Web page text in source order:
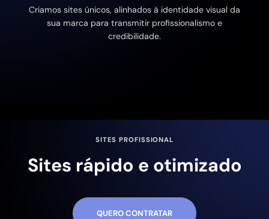
Criamos sites únicos, alinhados à identidade visual da
sua marca para transmitir profissionalismo e
credibilidade.
SITES PROFISSIONAL
Sites rápido e otimizado
QUERO CONTRATAR